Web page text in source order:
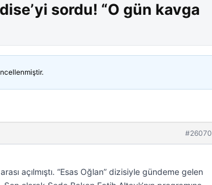
sordu! “O gün kavga
#26070
açılmıştı. “Esas Oğlan” dizisiyle gündeme gelen